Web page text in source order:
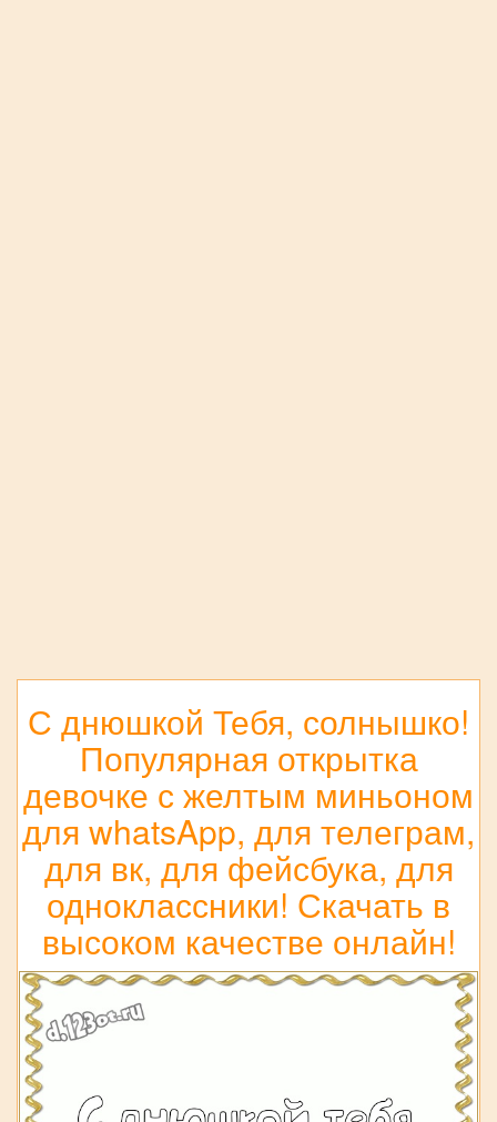
С днюшкой Тебя, солнышко!
Популярная открытка
девочке с желтым миньоном
для whatsApp, для телеграм,
для вк, для фейсбука, для
одноклассники! Скачать в
высоком качестве онлайн!